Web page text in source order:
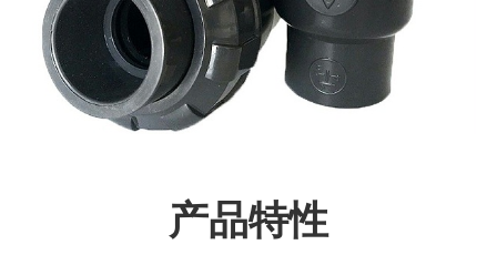
产品特性